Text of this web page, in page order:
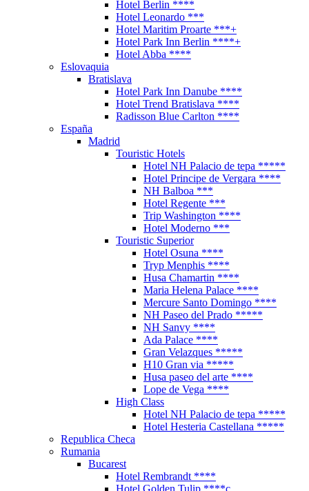
Hotel Berlin ****
Hotel Leonardo ***
Hotel Maritim Proarte ***+
Hotel Park Inn Berlin ****+
Hotel Abba ****
Eslovaquia
Bratislava
Hotel Park Inn Danube ****
Hotel Trend Bratislava ****
Radisson Blue Carlton ****
España
Madrid
Touristic Hotels
Hotel NH Palacio de tepa *****
Hotel Principe de Vergara ****
NH Balboa ***
Hotel Regente ***
Trip Washington ****
Hotel Moderno ***
Touristic Superior
Hotel Osuna ****
Tryp Menphis ****
Husa Chamartin ****
Maria Helena Palace ****
Mercure Santo Domingo ****
NH Paseo del Prado *****
NH Sanvy ****
Ada Palace ****
Gran Velazques *****
H10 Gran via *****
Husa paseo del arte ****
Lope de Vega ****
High Class
Hotel NH Palacio de tepa *****
Hotel Hesteria Castellana *****
Republica Checa
Rumania
Bucarest
Hotel Rembrandt ****
Hotel Golden Tulip ****c